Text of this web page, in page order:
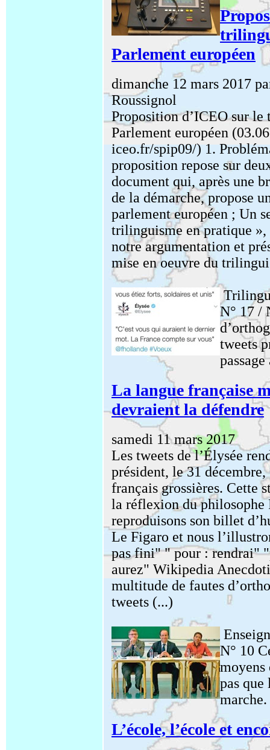
Parlement européen
dimanche 12 mars 2017
Roussignol
Proposition d’ICEO sur le
Parlement européen
iceo.fr/spip09/) 1.
proposition repose sur
document qui, après une
de la démarche, propose
parlement européen ; Un
trilinguisme en pratique »,
notre argumentation et
mise en oeuvre du
N° 17 /
tweets
La langue française
devraient la défendre
samedi 11 mars 2017
Les tweets de l’Élysée
président, le 31
français grossières. Cette
la réflexion du
reproduisons son billet
Le Figaro et nous
pas fini" " pour : rendrai"
aurez" Wikipedia
multitude de fautes
tweets (...)
N° 10
moyens
pas que
marche.
L’école, l’école et